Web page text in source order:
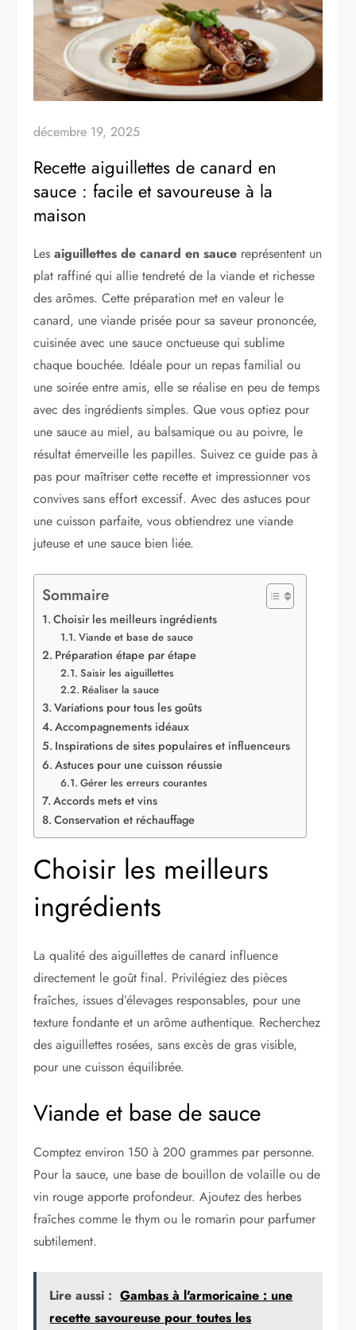
décembre 19, 2025
Recette aiguillettes de canard en
sauce : facile et savoureuse à la
maison
Lesaiguillettes de canard en sauce représentent un
plat raffiné qui allie tendreté de la viande et richesse
des arômes. Cette préparation met en valeur le
canard, une viande prisée pour sa saveur prononcée,
cuisinée avec une sauce onctueuse qui sublime
chaque bouchée. Idéale pour un repas familial ou
une soirée entre amis, elle se réalise en peu de temps
avec des ingrédients simples. Que vous optiez pour
une sauce au miel, au balsamique ou au poivre, le
résultat émerveille les papilles. Suivez ce guide pas à
pas pour maîtriser cette recette et impressionner vos
convives sans effort excessif. Avec des astuces pour
une cuisson parfaite, vous obtiendrez une viande
juteuse et une sauce bien liée.
Sommaire
Choisir les meilleurs ingrédients
Viande et base de sauce
Préparation étape par étape
Saisir les aiguillettes
Réaliser la sauce
Variations pour tous les goûts
Accompagnements idéaux
Inspirations de sites populaires et influenceurs
Astuces pour une cuisson réussie
Gérer les erreurs courantes
Accords mets et vins
Conservation et réchauffage
Choisir les meilleurs
ingrédients
La qualité des aiguillettes de canard influence
directement le goût final. Privilégiez des pièces
fraîches, issues d’élevages responsables, pour une
texture fondante et un arôme authentique. Recherchez
des aiguillettes rosées, sans excès de gras visible,
pour une cuisson équilibrée.
Viande et base de sauce
Comptez environ 150 à 200 grammes par personne.
Pour la sauce, une base de bouillon de volaille ou de
vin rouge apporte profondeur. Ajoutez des herbes
fraîches comme le thym ou le romarin pour parfumer
subtilement.
Lire aussi : Gambas à l'armoricaine : une
recette savoureuse pour toutes les